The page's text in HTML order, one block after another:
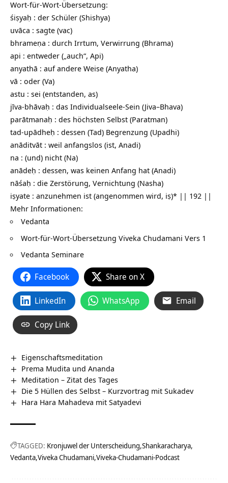
Wort-für-Wort-Übersetzung:
śiṣyaḥ : der Schüler (Shishya)
uvāca : sagte (vac)
bhrameṇa : durch Irrtum, Verwirrung (Bhrama)
api : entweder („auch“, Api)
anyathā : auf andere Weise (Anyatha)
vā : oder (Va)
astu : sei (entstanden, as)
jīva-bhāvaḥ : das Individualseele-Sein (Jiva–Bhava)
parātmanaḥ : des höchsten Selbst (Paratman)
tad-upādheḥ : dessen (Tad) Begrenzung (Upadhi)
anāditvāt : weil anfangslos (ist, Anadi)
na : (und) nicht (Na)
anādeḥ : dessen, was keinen Anfang hat (Anadi)
nāśaḥ : die Zerstörung, Vernichtung (Nasha)
iṣyate : anzunehmen ist (angenommen wird, iṣ)* || 192 ||
Mehr Informationen:
Vedanta
Wort-für-Wort-Übersetzung Viveka Chudamani Vers 1
Vedanta Seminare
Facebook Share on X
LinkedIn WhatsApp Email
Copy Link
Eigenschaftsmeditation
Prema Mudita und Ananda
Meditation – Zitat des Tages
Die 5 Hüllen des Selbst – Kurzvortrag mit Sukadev
Hara Hara Mahadeva mit Satyadevi
TAGGED: Kronjuwel der Unterscheidung Shankaracharya
Vedanta Viveka Chudamani Viveka-Chudamani-Podcast